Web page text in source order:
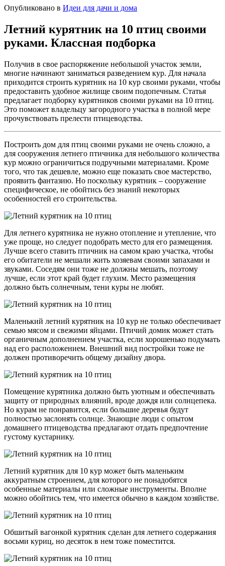
Опубликовано в Идеи для дачи и дома
Летний курятник на 10 птиц своими
руками. Классная подборка
Получив в свое распоряжение небольшой участок земли,
многие начинают заниматься разведением кур. Для начала
приходится строить курятник на 10 кур своими руками, чтобы
предоставить удобное жилище своим подопечным. Статья
предлагает подборку курятников своими руками на 10 птиц.
Это поможет владельцу загородного участка в полной мере
прочувствовать прелести птицеводства.
Построить дом для птиц своими руками не очень сложно, а
для сооружения летнего птичника для небольшого количества
кур можно ограничиться подручными материалами. Кроме
того, что так дешевле, можно еще показать свое мастерство,
проявить фантазию. Но поскольку курятник – сооружение
специфическое, не обойтись без знаний некоторых
особенностей его строительства.
Для летнего курятника не нужно отопление и утепление, что
уже проще, но следует подобрать место для его размещения.
Лучше всего ставить птичник на самом краю участка, чтобы
его обитатели не мешали жить хозяевам своими запахами и
звуками. Соседям они тоже не должны мешать, поэтому
лучше, если этот край будет глухим. Место размещения
должно быть солнечным, тени куры не любят.
Маленький летний курятник на 10 кур не только обеспечивает
семью мясом и свежими яйцами. Птичий домик может стать
органичным дополнением участка, если хорошенько подумать
над его расположением. Внешний вид постройки тоже не
должен противоречить общему дизайну двора.
Помещение курятника должно быть уютным и обеспечивать
защиту от природных влияний, вроде дождя или солнцепека.
Но курам не понравится, если большие деревья будут
полностью заслонять солнце. Знающие люди с опытом
домашнего птицеводства предлагают отдать предпочтение
густому кустарнику.
Летний курятник для 10 кур может быть маленьким
аккуратным строением, для которого не понадобятся
особенные материалы или сложные инструменты. Вполне
можно обойтись тем, что имеется обычно в каждом хозяйстве.
Обшитый вагонкой курятник сделан для летнего содержания
восьми куриц, но десяток в нем тоже поместится.